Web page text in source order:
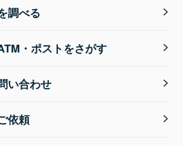
調べる
・ポストをさがす
い合わせ
依頼